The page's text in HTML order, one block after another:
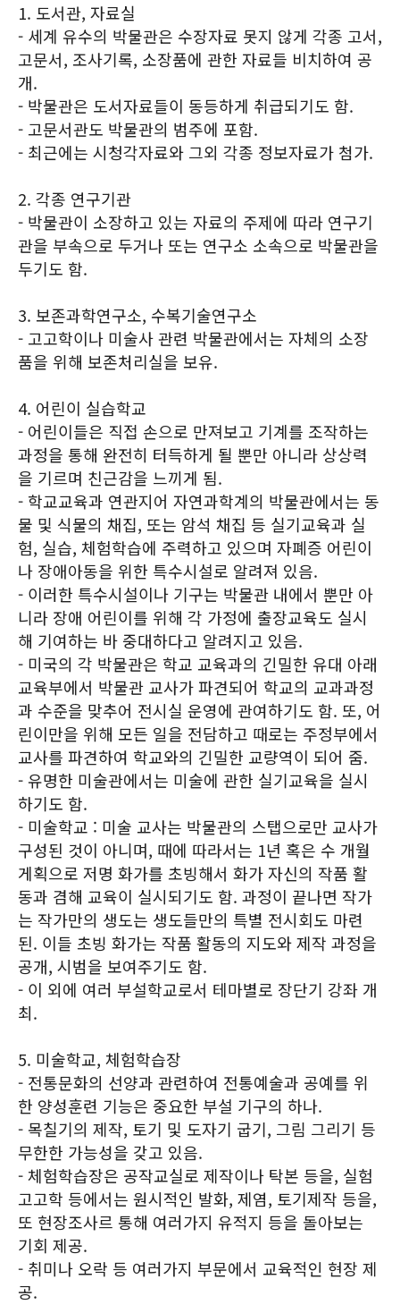
1. 도서관, 자료실
- 세계 유수의 박물관은 수장자료 못지 않게 각종 고서,
고문서, 조사기록, 소장품에 관한 자료들 비치하여 공
개.
- 박물관은 도서자료들이 동등하게 취급되기도 함.
- 고문서관도 박물관의 범주에 포함.
- 최근에는 시청각자료와 그외 각종 정보자료가 첨가.
2. 각종 연구기관
- 박물관이 소장하고 있는 자료의 주제에 따라 연구기
관을 부속으로 두거나 또는 연구소 소속으로 박물관을
두기도 함.
3. 보존과학연구소, 수복기술연구소
- 고고학이나 미술사 관련 박물관에서는 자체의 소장
품을 위해 보존처리실을 보유.
4. 어린이 실습학교
- 어린이들은 직접 손으로 만져보고 기계를 조작하는
과정을 통해 완전히 터득하게 될 뿐만 아니라 상상력
을 기르며 친근감을 느끼게 됨.
- 학교교육과 연관지어 자연과학계의 박물관에서는 동
물 및 식물의 채집, 또는 암석 채집 등 실기교육과 실
험, 실습, 체험학습에 주력하고 있으며 자폐증 어린이
나 장애아동을 위한 특수시설로 알려져 있음.
- 이러한 특수시설이나 기구는 박물관 내에서 뿐만 아
니라 장애 어린이를 위해 각 가정에 출장교육도 실시
해 기여하는 바 중대하다고 알려지고 있음.
- 미국의 각 박물관은 학교 교육과의 긴밀한 유대 아래
교육부에서 박물관 교사가 파견되어 학교의 교과과정
과 수준을 맞추어 전시실 운영에 관여하기도 함. 또, 어
린이만을 위해 모든 일을 전담하고 때로는 주정부에서
교사를 파견하여 학교와의 긴밀한 교량역이 되어 줌.
- 유명한 미술관에서는 미술에 관한 실기교육을 실시
하기도 함.
- 미술학교 : 미술 교사는 박물관의 스탭으로만 교사가
구성된 것이 아니며, 때에 따라서는 1년 혹은 수 개월
게획으로 저명 화가를 초빙해서 화가 자신의 작품 활
동과 겸해 교육이 실시되기도 함. 과정이 끝나면 작가
는 작가만의 생도는 생도들만의 특별 전시회도 마련
된. 이들 초빙 화가는 작품 활동의 지도와 제작 과정을
공개, 시범을 보여주기도 함.
- 이 외에 여러 부설학교로서 테마별로 장단기 강좌 개
최.
5. 미술학교, 체험학습장
- 전통문화의 선양과 관련하여 전통예술과 공예를 위
한 양성훈련 기능은 중요한 부설 기구의 하나.
- 목칠기의 제작, 토기 및 도자기 굽기, 그림 그리기 등
무한한 가능성을 갖고 있음.
- 체험학습장은 공작교실로 제작이나 탁본 등을, 실험
고고학 등에서는 원시적인 발화, 제염, 토기제작 등을,
또 현장조사르 통해 여러가지 유적지 등을 돌아보는
기회 제공.
- 취미나 오락 등 여러가지 부문에서 교육적인 현장 제
공.